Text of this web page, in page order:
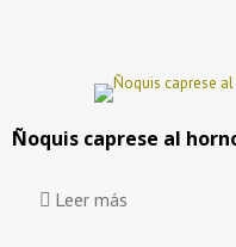
Ñoquis caprese al
Leer más